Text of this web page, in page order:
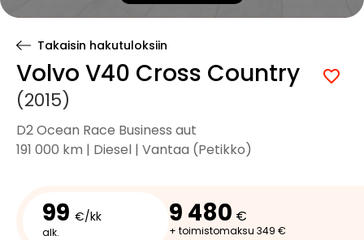
Takaisin hakutuloksiin
Volvo V40 Cross Country
(2015)
D2 Ocean Race Business aut
191 000 km | Diesel | Vantaa (Petikko)
99 €/kk
alk.
9 480 €
+ toimistomaksu 349 €